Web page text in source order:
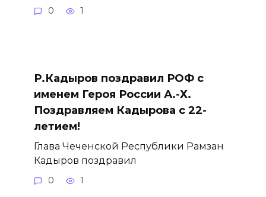
0 1
Р.Кадыров поздравил РОФ с
именем Героя России А.-Х.
Поздравляем Кадырова с 22-
летием!
Глава Чеченской Республики Рамзан
Кадыров поздравил
0 1